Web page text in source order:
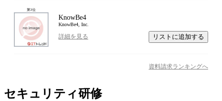
第3位
KnowBe4
KnowBe4, Inc.
詳細を見る リストに追加する
資料請求ランキングへ
セキュリティ研修